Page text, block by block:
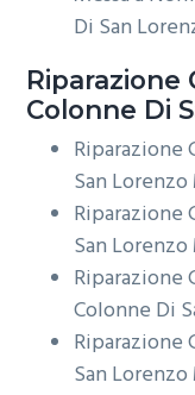
Di San
Riparazione
Colonne Di
Riparazione
San
Riparazione
San
Riparazione
Colonne Di
Riparazione
San